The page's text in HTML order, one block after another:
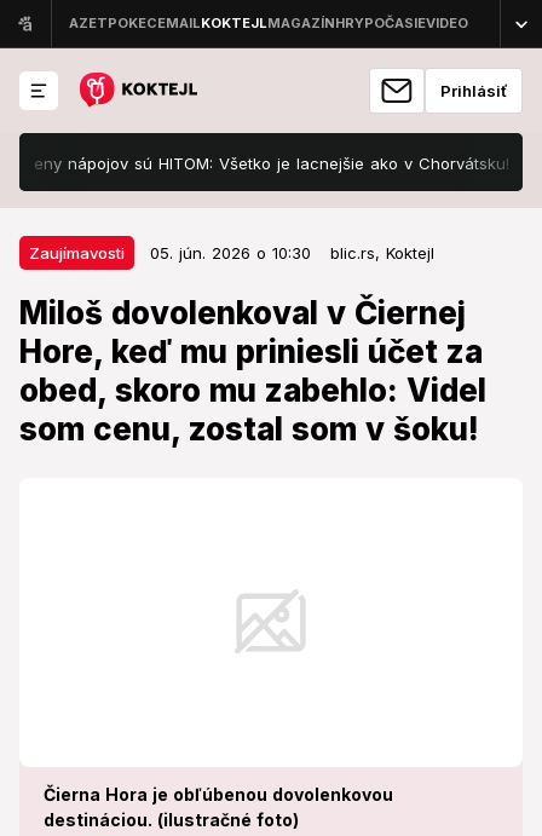
Prihlásiť
nápojov sú HITOM: Všetko je lacnejšie ako v Chorvátsku!
Zaujímavosti 05. jún. 2026 o 10:30 blic.rs, Koktejl
Miloš dovolenkoval v Čiernej
Hore, keď mu priniesli účet za
obed, skoro mu zabehlo: Videl
som cenu, zostal som v šoku!
Čierna Hora je obľúbenou dovolenkovou
destináciou. (ilustračné foto)
Zaujímavosti 05. jún. 2026 o 10:30
Miloš dovolenkoval v Čiernej
Hore, keď mu priniesli účet za
obed, skoro mu zabehlo: Videl
som cenu, zostal som v šoku!